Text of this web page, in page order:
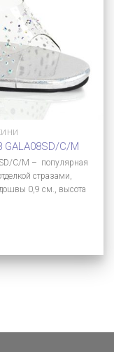
GALA08SD/C/M
C/M – популярная
стразами,
0,9 см., высота